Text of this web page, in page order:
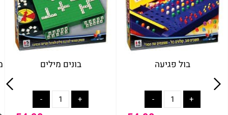
בונים מילים בול פגיעה